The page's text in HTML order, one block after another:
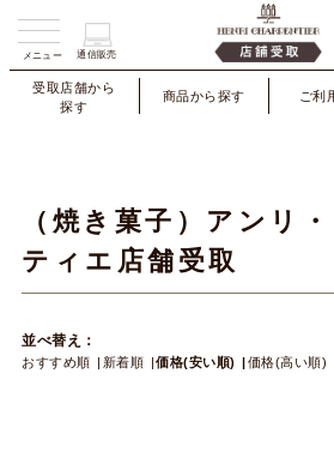
メニュー 通信販売
受取店舗から
探す
商品から探す ご利
（焼き菓子）アンリ
ティエ店舗受取
並べ替え：
おすすめ順 新着順 価格(安い順) 価格(高い順)